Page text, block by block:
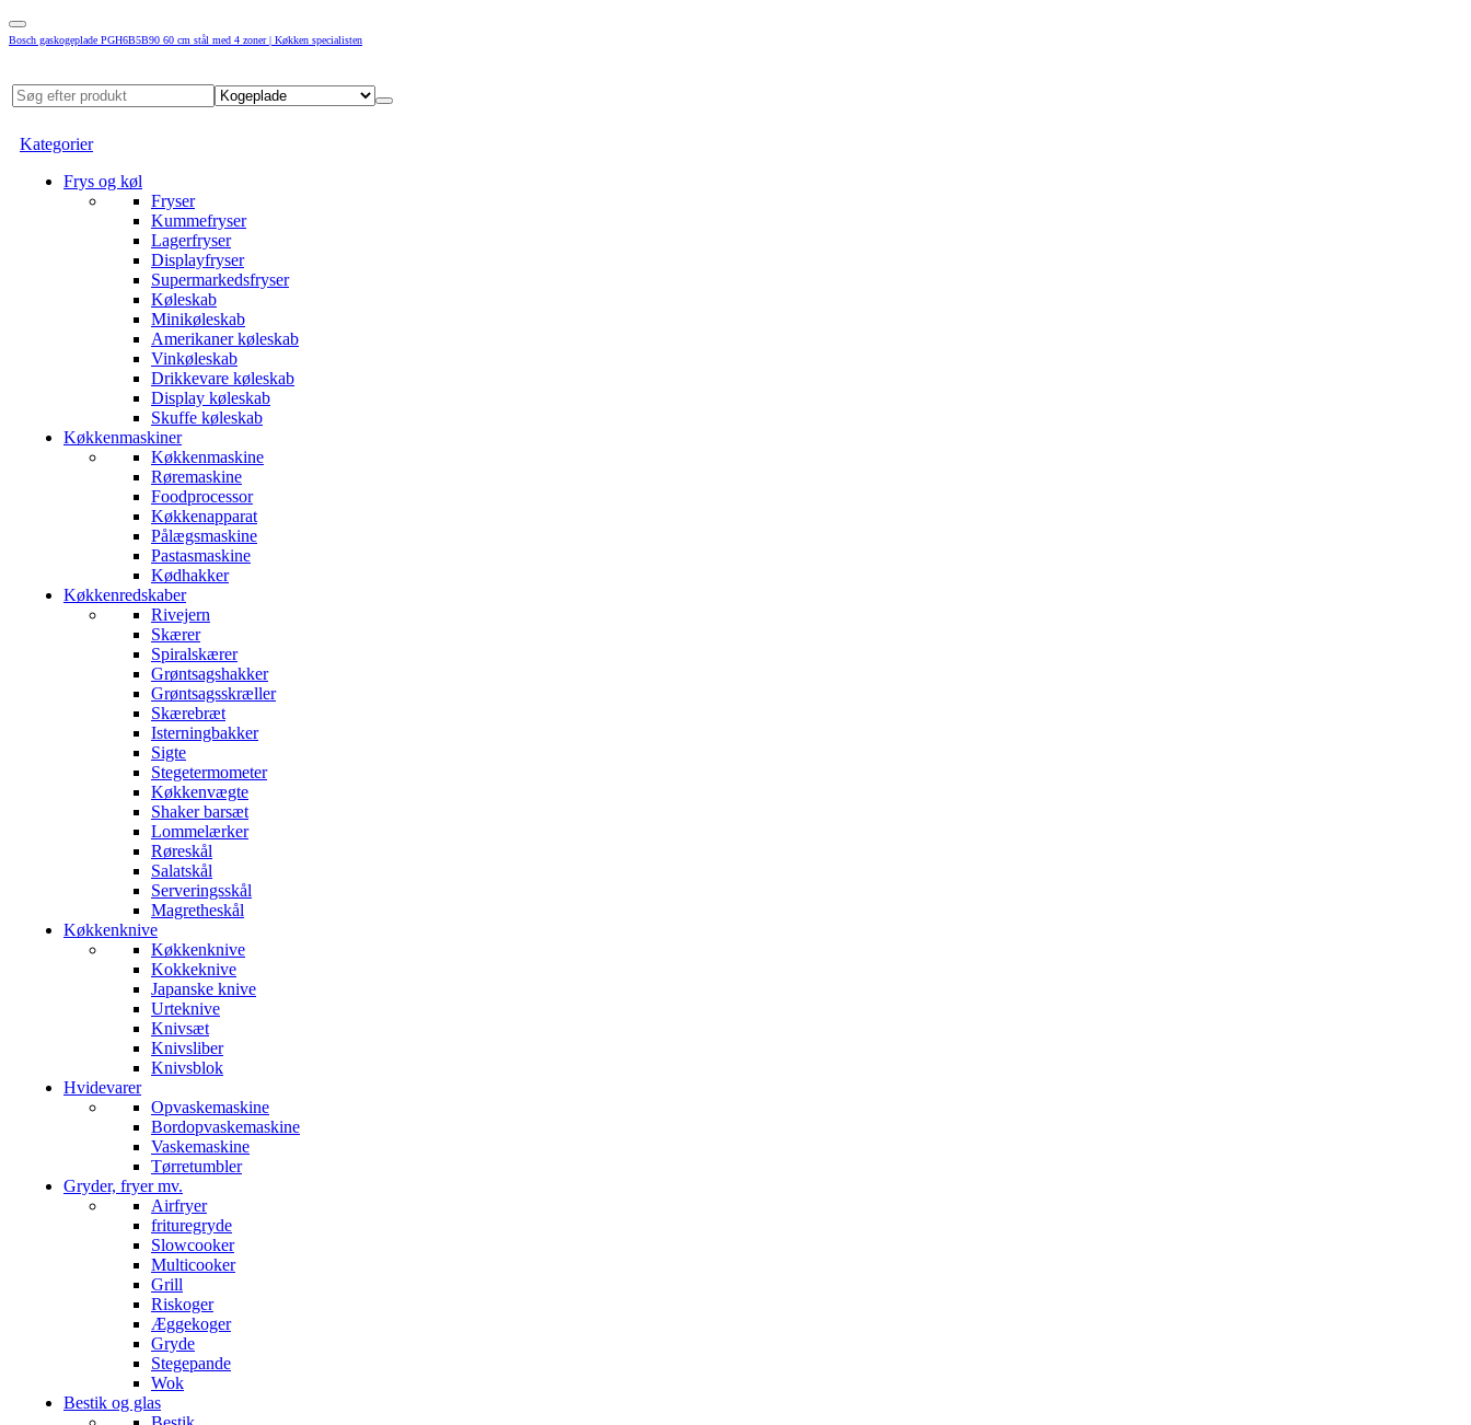
Bosch gaskogeplade PGH6B5B90 60 cm stål med 4 zoner | Køkken specialisten
Kategorier
Frys og køl
Fryser
Kummefryser
Lagerfryser
Displayfryser
Supermarkedsfryser
Køleskab
Minikøleskab
Amerikaner køleskab
Vinkøleskab
Drikkevare køleskab
Display køleskab
Skuffe køleskab
Køkkenmaskiner
Køkkenmaskine
Røremaskine
Foodprocessor
Køkkenapparat
Pålægsmaskine
Pastasmaskine
Kødhakker
Køkkenredskaber
Rivejern
Skærer
Spiralskærer
Grøntsagshakker
Grøntsagsskræller
Skærebræt
Isterningbakker
Sigte
Stegetermometer
Køkkenvægte
Shaker barsæt
Lommelærker
Røreskål
Salatskål
Serveringsskål
Magretheskål
Køkkenknive
Køkkenknive
Kokkeknive
Japanske knive
Urteknive
Knivsæt
Knivsliber
Knivsblok
Hvidevarer
Opvaskemaskine
Bordopvaskemaskine
Vaskemaskine
Tørretumbler
Gryder, fryer mv.
Airfryer
frituregryde
Slowcooker
Multicooker
Grill
Riskoger
Æggekoger
Gryde
Stegepande
Wok
Bestik og glas